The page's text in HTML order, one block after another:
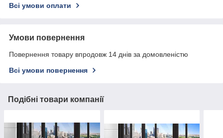
Всі умови оплати
Умови повернення
Повернення товару впродовж 14 днів за домовленістю
Всі умови повернення
Подібні товари компанії